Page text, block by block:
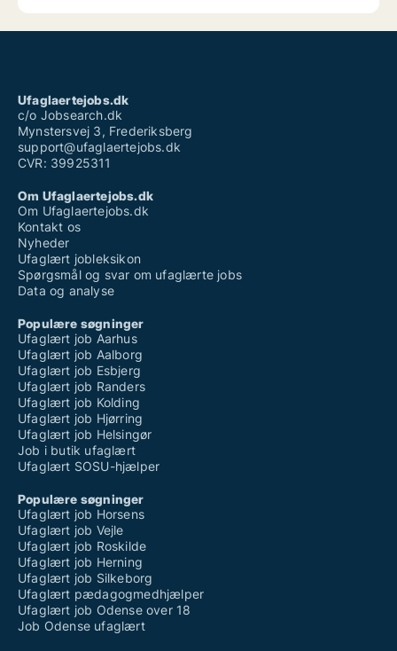
Ufaglaertejobs.dk
c/o Jobsearch.dk
Mynstersvej 3, Frederiksberg
support@ufaglaertejobs.dk
CVR: 39925311
Om Ufaglaertejobs.dk
Om Ufaglaertejobs.dk
Kontakt os
Nyheder
Ufaglært jobleksikon
Spørgsmål og svar om ufaglærte jobs
Data og analyse
Populære søgninger
Ufaglært job Aarhus
Ufaglært job Aalborg
Ufaglært job Esbjerg
Ufaglært job Randers
Ufaglært job Kolding
Ufaglært job Hjørring
Ufaglært job Helsingør
Job i butik ufaglært
Ufaglært SOSU-hjælper
Populære søgninger
Ufaglært job Horsens
Ufaglært job Vejle
Ufaglært job Roskilde
Ufaglært job Herning
Ufaglært job Silkeborg
Ufaglært pædagogmedhjælper
Ufaglært job Odense over 18
Job Odense ufaglært